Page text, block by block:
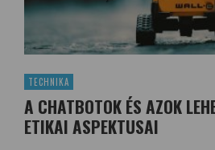
TECHNIKA
A CHATBOTOK ÉS AZOK
ETIKAI ASPEKTUSAI